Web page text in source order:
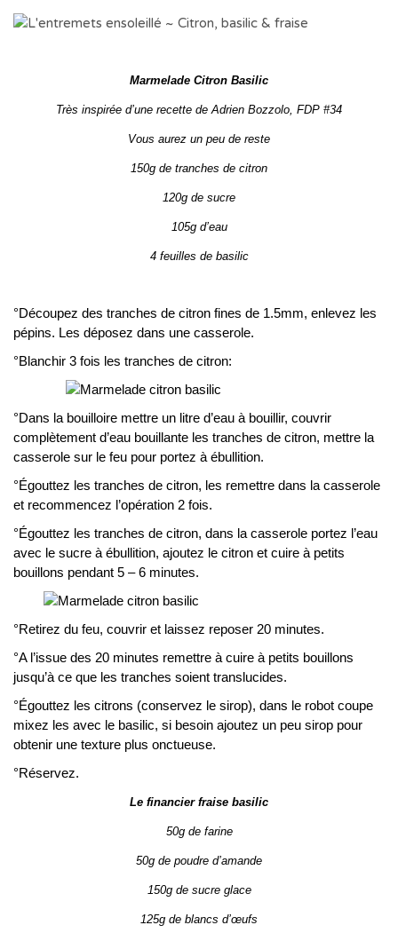
Marmelade Citron Basilic
Très inspirée d’une recette de Adrien Bozzolo, FDP #34
Vous aurez un peu de reste
150g de tranches de citron
120g de sucre
105g d’eau
4 feuilles de basilic
°Découpez des tranches de citron fines de 1.5mm, enlevez les
pépins. Les déposez dans une casserole.
°Blanchir 3 fois les tranches de citron:
°Dans la bouilloire mettre un litre d’eau à bouillir, couvrir
complètement d’eau bouillante les tranches de citron, mettre la
casserole sur le feu pour portez à ébullition.
°Égouttez les tranches de citron, les remettre dans la casserole
et recommencez l’opération 2 fois.
°Égouttez les tranches de citron, dans la casserole portez l’eau
avec le sucre à ébullition, ajoutez le citron et cuire à petits
bouillons pendant 5 – 6 minutes.
°Retirez du feu, couvrir et laissez reposer 20 minutes.
°A l’issue des 20 minutes remettre à cuire à petits bouillons
jusqu’à ce que les tranches soient translucides.
°Égouttez les citrons (conservez le sirop), dans le robot coupe
mixez les avec le basilic, si besoin ajoutez un peu sirop pour
obtenir une texture plus onctueuse.
°Réservez.
Le financier fraise basilic
50g de farine
50g de poudre d’amande
150g de sucre glace
125g de blancs d’œufs